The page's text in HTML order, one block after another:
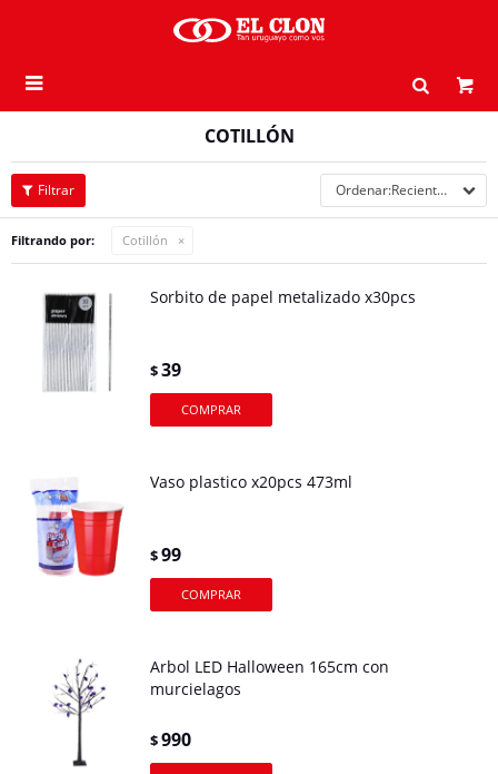

COTILLÓN
Recientes
Filtrando por: Cotillón
Sorbito de papel metalizado x30pcs
$39
Vaso plastico x20pcs 473ml
$99
Arbol LED Halloween 165cm con
murcielagos
$990